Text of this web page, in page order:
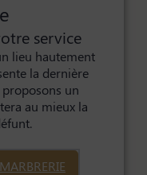
service
lieu hautement
la dernière
un
au mieux la